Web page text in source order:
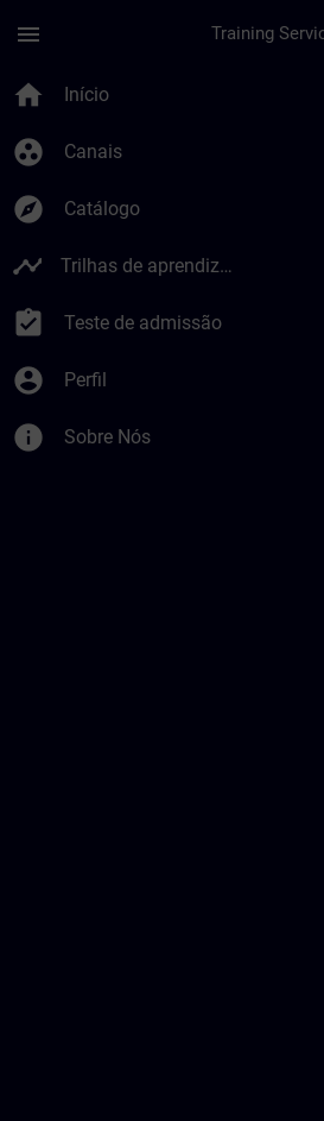
menu
home Início
group_work Canais
explore Catálogo
timeline Trilhas de aprendizagem
assignment_turned_in Teste de admissão
account_circle Perfil
info Sobre Nós